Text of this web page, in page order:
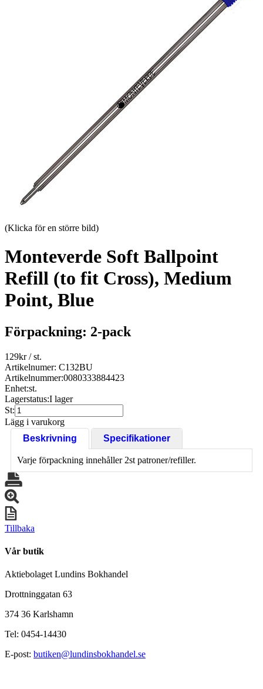
(Klicka för en större bild)
Monteverde Soft Ballpoint
Refill (to fit Cross), Medium
Point, Blue
Förpackning: 2-pack
129kr/ st.
Artikelnumer: C132BU
Artikelnummer:0080333884423
Enhet:st.
Lagerstatus:I lager
St:
Lägg i varukorg
Beskrivning
Specifikationer
Varje förpackning innehåller 2st patroner/refiller.
Tillbaka
Vår butik
Aktiebolaget Lundins Bokhandel
Drottninggatan 63
374 36 Karlshamn
Tel: 0454-14430
E-post: butiken@lundinsbokhandel.se